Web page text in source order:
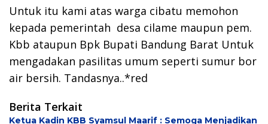
Untuk itu kami atas warga cibatu memohon
kepada pemerintah desa cilame maupun pem.
Kbb ataupun Bpk Bupati Bandung Barat Untuk
mengadakan pasilitas umum seperti sumur bor
air bersih. Tandasnya..*red
Berita Terkait
Ketua Kadin KBB Syamsul Maarif : Semoga Menjadikan